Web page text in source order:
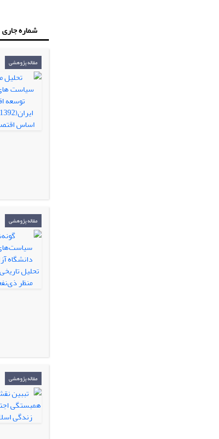
شماره جاری
مقاله پژوهشی
مقاله پژوهشی
مقاله پژوهشی